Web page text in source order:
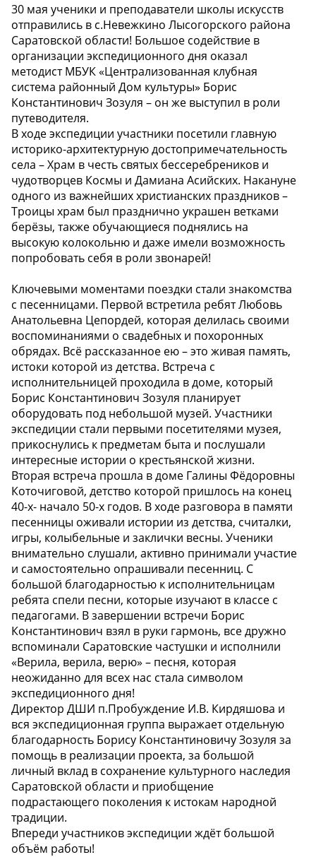
30 мая ученики и преподаватели школы искусств
отправились в с.Невежкино Лысогорского района
Саратовской области! Большое содействие в
организации экспедиционного дня оказал
методист МБУК «Централизованная клубная
система районный Дом культуры» Борис
Константинович Зозуля – он же выступил в роли
путеводителя.
В ходе экспедиции участники посетили главную
историко-архитектурную достопримечательность
села – Храм в честь святых бессеребреников и
чудотворцев Космы и Дамиана Асийских. Накануне
одного из важнейших христианских праздников –
Троицы храм был празднично украшен ветками
берёзы, также обучающиеся поднялись на
высокую колокольню и даже имели возможность
попробовать себя в роли звонарей!
Ключевыми моментами поездки стали знакомства
с песенницами. Первой встретила ребят Любовь
Анатольевна Цепордей, которая делилась своими
воспоминаниями о свадебных и похоронных
обрядах. Всё рассказанное ею – это живая память,
истоки которой из детства. Встреча с
исполнительницей проходила в доме, который
Борис Константинович Зозуля планирует
оборудовать под небольшой музей. Участники
экспедиции стали первыми посетителями музея,
прикоснулись к предметам быта и послушали
интересные истории о крестьянской жизни.
Вторая встреча прошла в доме Галины Фёдоровны
Коточиговой, детство которой пришлось на конец
40-х- начало 50-х годов. В ходе разговора в памяти
песенницы оживали истории из детства, считалки,
игры, колыбельные и заклички весны. Ученики
внимательно слушали, активно принимали участие
и самостоятельно опрашивали песенниц. С
большой благодарностью к исполнительницам
ребята спели песни, которые изучают в классе с
педагогами. В завершении встречи Борис
Константинович взял в руки гармонь, все дружно
вспоминали Саратовские частушки и исполнили
«Верила, верила, верю» – песня, которая
неожиданно для всех нас стала символом
экспедиционного дня!
Директор ДШИ п.Пробуждение И.В. Кирдяшова и
вся экспедиционная группа выражает отдельную
благодарность Борису Константиновичу Зозуля за
помощь в реализации проекта, за большой
личный вклад в сохранение культурного наследия
Саратовской области и приобщение
подрастающего поколения к истокам народной
традиции.
Впереди участников экспедиции ждёт большой
объём работы!